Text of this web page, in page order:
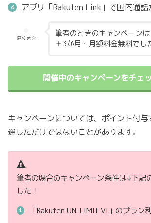
アプリ「Rakuten Link」で国内通話
森くま☆
筆者のときのキャンペーン
＋3か月・月額料金無料でし
開催中のキャンペーンをチェ
キャンペーンについては、ポイント付与
通しただけではないことがあります。
筆者の場合のキャンペーン条件は↓下記
した！
「Rakuten UN-LIMIT VI 」のプラン